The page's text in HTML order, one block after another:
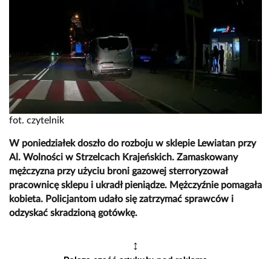
fot. czytelnik
W poniedziałek doszło do rozboju w sklepie Lewiatan przy
Al. Wolności w Strzelcach Krajeńskich. Zamaskowany
mężczyzna przy użyciu broni gazowej sterroryzował
pracownicę sklepu i ukradł pieniądze. Mężczyźnie pomagała
kobieta. Policjantom udało się zatrzymać sprawców i
odzyskać skradzioną gotówkę.
↕